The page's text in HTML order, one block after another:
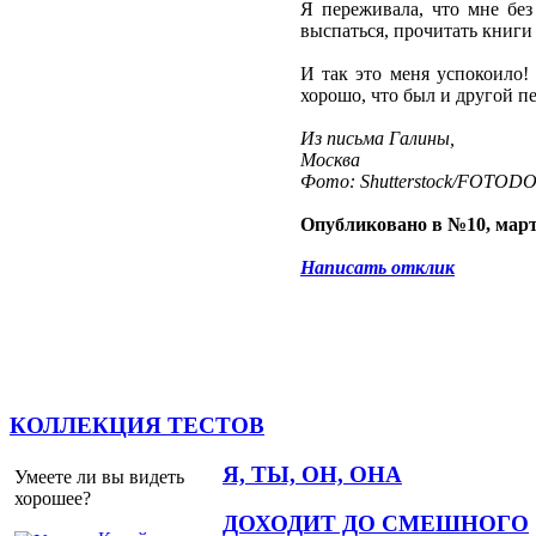
Я переживала, что мне
выспаться, прочитать
И так это меня успокоило!
хорошо, что был и другой
Из письма Галины,
Москва
Фото: Shutterstock/
Опубликовано в №10, март
Написать отклик
КОЛЛЕКЦИЯ ТЕСТОВ
Умеете ли вы видеть
хорошее?
Я, ТЫ, ОН, ОНА
ДОХОДИТ ДО СМЕШНОГО